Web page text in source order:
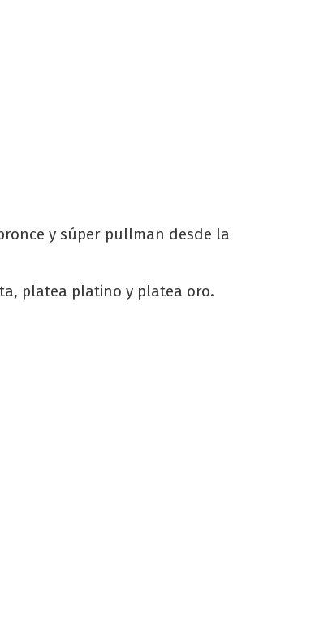
y súper pullman desde la
platea platino y platea oro.